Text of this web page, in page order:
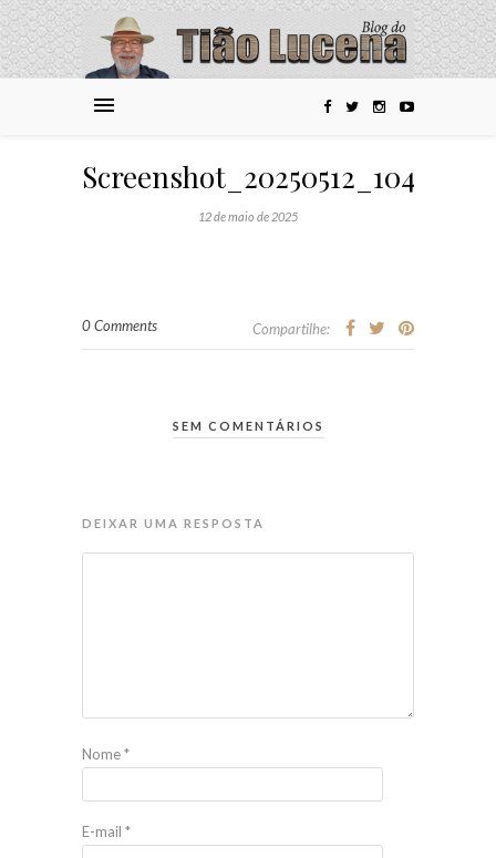
12 de maio de 2025
0 Comments Compartilhe:
SEM COMENTÁRIOS
DEIXAR UMA RESPOSTA
Nome*
E-mail *